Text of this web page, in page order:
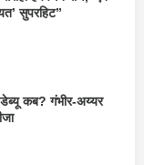
सुपरहिट”
कब? गंभीर-अय्यर